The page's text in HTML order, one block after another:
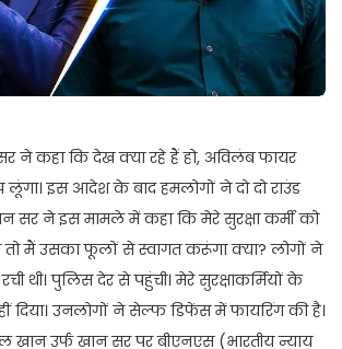
ने कहा कि देख क्या रहे हैं हो, अविलंब फायर
लूंगा। इस आदेश के बाद हमलोगों ने दो दो राउंड
सर ने इस मामले में कहा कि मेरे सुरक्षा कर्मी को
तो मैं उसका फूलों से स्वागत करूंगा क्या? लोगों ने
थी। पुलिस देर से पहुंची। मेरे सुरक्षाकर्मियों के
दिया। उनलोगों ने सेल्फ डिफेंस में फायरिंग की है।
उर्फ खान सर पर बीएनएस (भारतीय न्याय